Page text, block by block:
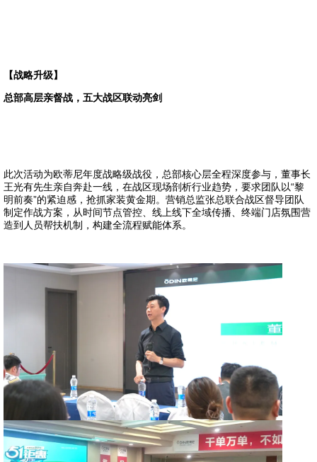
【战略升级】
总部高层亲督战，五大战区联动亮剑
此次活动为欧蒂尼年度战略级战役，总部核心层全程深度参与，董事长
王光有先生亲自奔赴一线，在战区现场剖析行业趋势，要求团队以“黎
明前奏”的紧迫感，抢抓家装黄金期。营销总监张总联合战区督导团队
制定作战方案，从时间节点管控、线上线下全域传播、终端门店氛围营
造到人员帮扶机制，构建全流程赋能体系。